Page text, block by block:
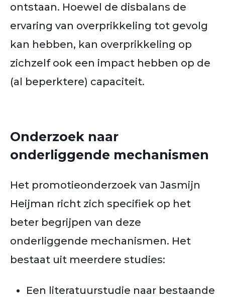
ontstaan. Hoewel de disbalans de
ervaring van overprikkeling tot gevolg
kan hebben, kan overprikkeling op
zichzelf ook een impact hebben op de
(al beperktere) capaciteit.
Onderzoek naar
onderliggende mechanismen
Het promotieonderzoek van Jasmijn
Heijman richt zich specifiek op het
beter begrijpen van deze
onderliggende mechanismen. Het
bestaat uit meerdere studies:
Een literatuurstudie naar bestaande